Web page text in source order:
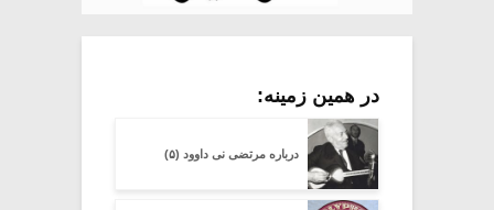
در همین زمینه:
درباره مرتضی نی داوود (۵)